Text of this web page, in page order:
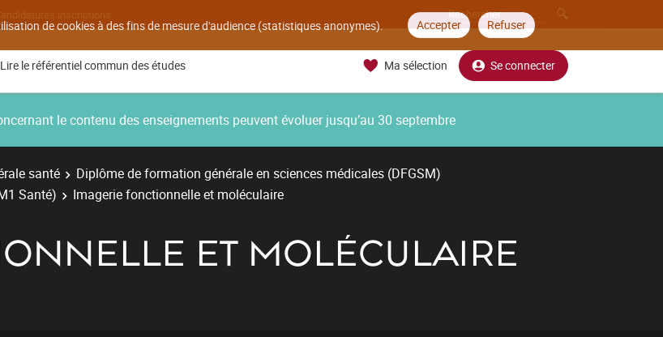
de cookies à des fins de mesure d'audience (statistiques anonymes). Accepter Refuser
inscriptions
Lire le référentiel commun des études Ma sélection Se connecter
le contenu des enseignements peuvent évoluer jusqu’au 30 septembre
santé
Diplôme de formation générale en sciences médicales (DFGSM)
Santé) Imagerie fonctionnelle et moléculaire
ET MOLÉCULAIRE